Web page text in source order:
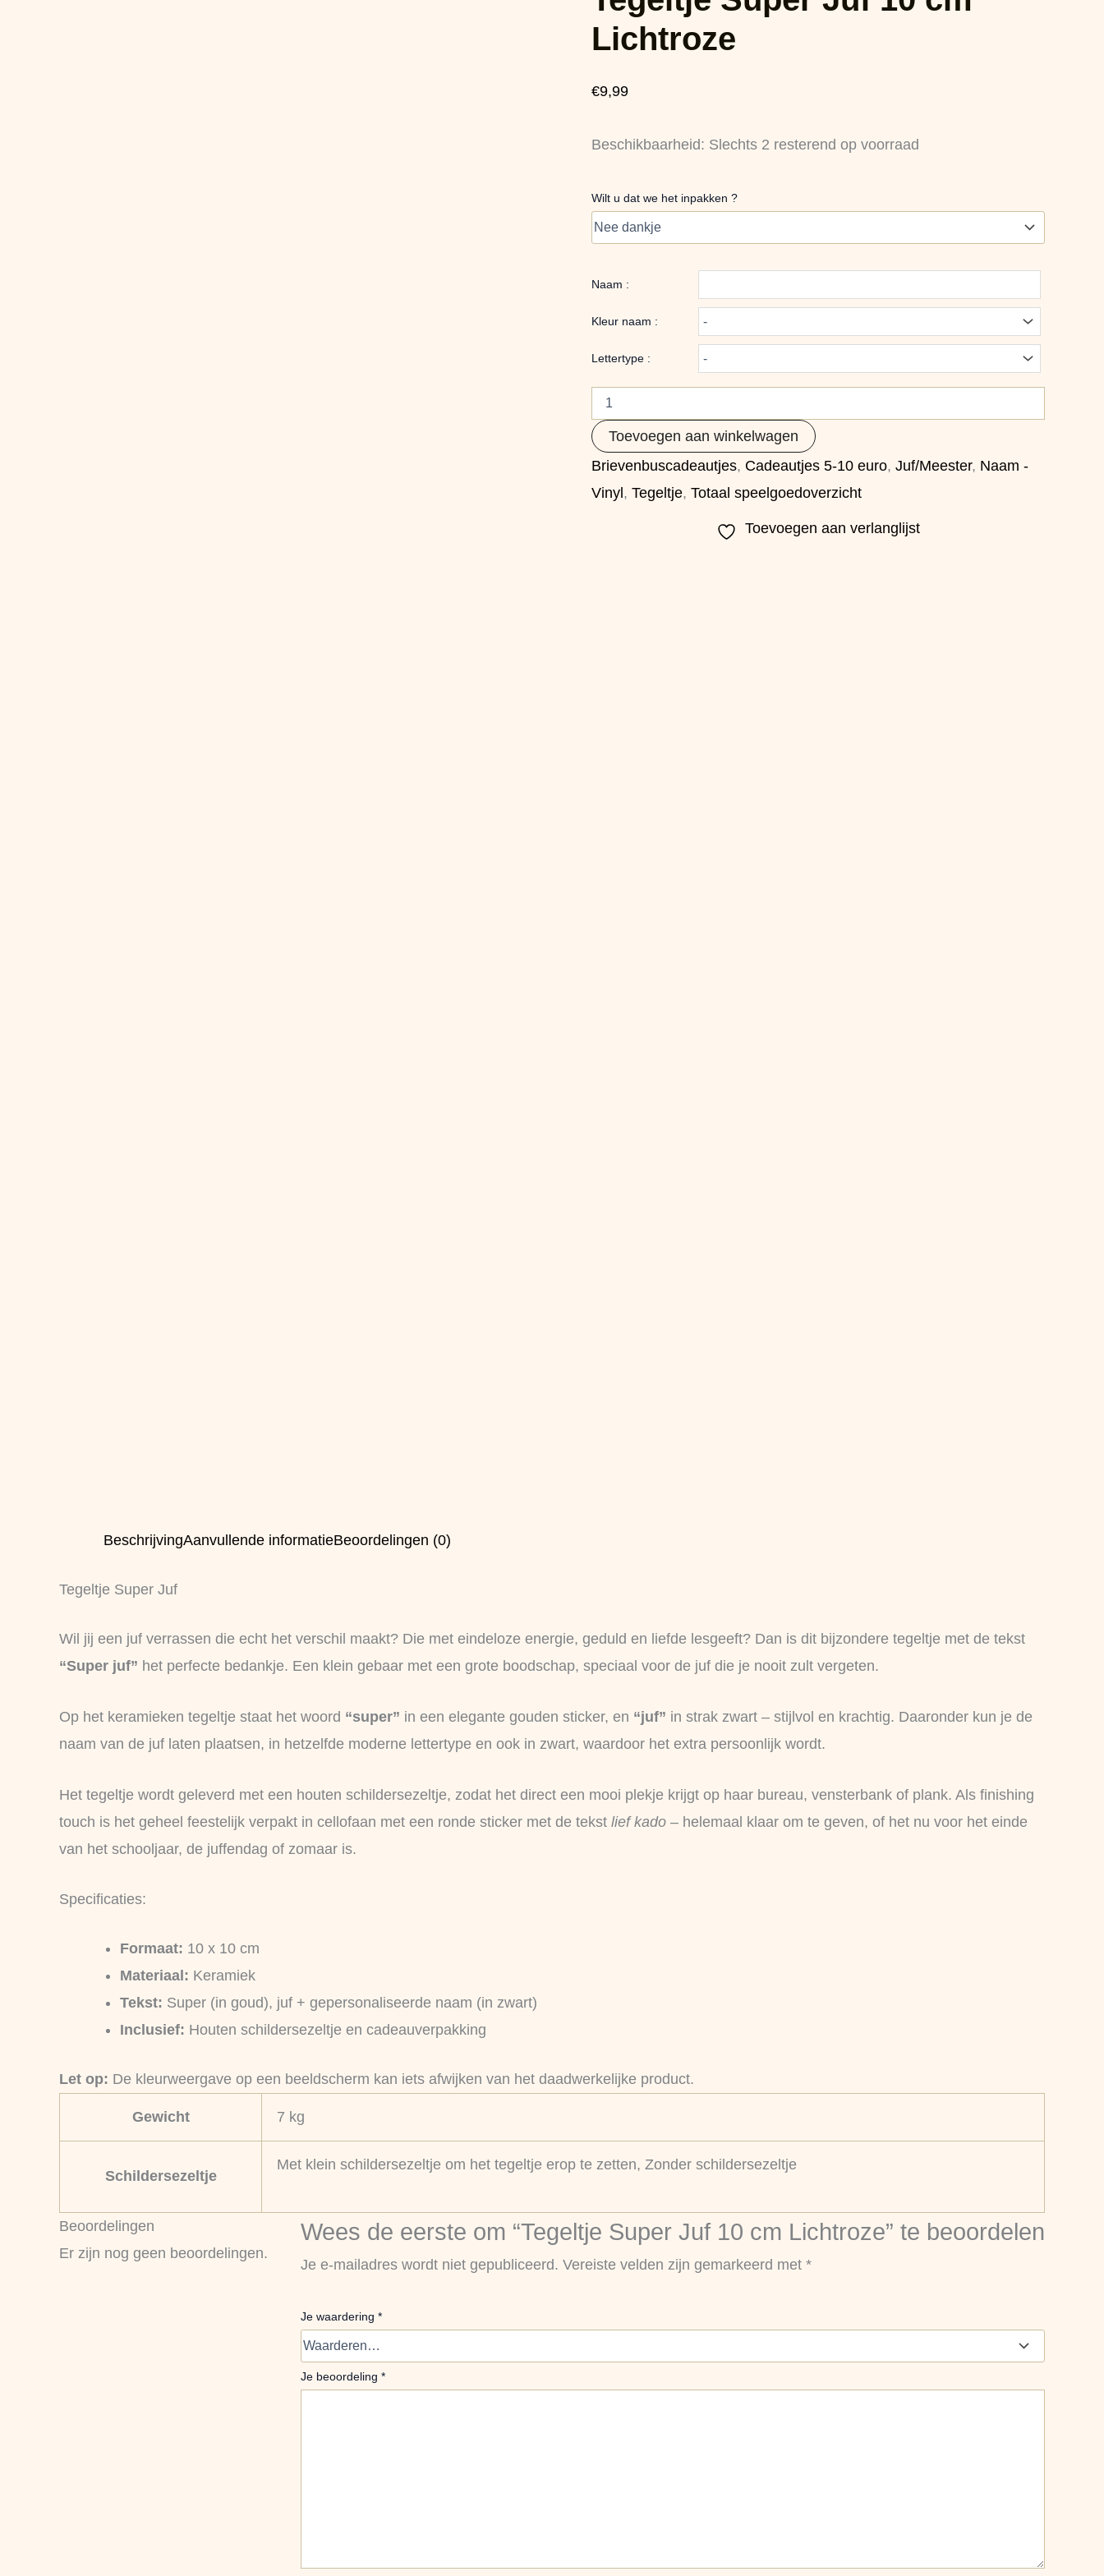
Lichtroze
€9,99
Beschikbaarheid: Slechts 2 resterend op voorraad
Wilt u dat we het inpakken ?
Naam :
Kleur naam :
Lettertype :
10
cm
Lichtroze
Toevoegen aan winkelwagen
Brievenbuscadeautjes, Cadeautjes 5-10 euro, Juf/Meester, Naam -
Vinyl , Tegeltje, Totaal speelgoedoverzicht
Toevoegen aan verlanglijst
BeschrijvingAanvullende informatieBeoordelingen (0)
Tegeltje Super Juf
Wil jij een juf verrassen die echt het verschil maakt? Die met eindeloze energie, geduld en liefde lesgeeft? Dan is dit bijzondere tegeltje met de tekst
“Super juf” het perfecte bedankje. Een klein gebaar met een grote boodschap, speciaal voor de juf die je nooit zult vergeten.
Op het keramieken tegeltje staat het woord “super” in een elegante gouden sticker, en “juf” in strak zwart – stijlvol en krachtig. Daaronder kun je de
naam van de juf laten plaatsen, in hetzelfde moderne lettertype en ook in zwart, waardoor het extra persoonlijk wordt.
Het tegeltje wordt geleverd met een houten schildersezeltje, zodat het direct een mooi plekje krijgt op haar bureau, vensterbank of plank. Als finishing
touch is het geheel feestelijk verpakt in cellofaan met een ronde sticker met de tekst lief kado – helemaal klaar om te geven, of het nu voor het einde
van het schooljaar, de juffendag of zomaar is.
Specificaties:
Formaat: 10 x 10 cm
Materiaal: Keramiek
Tekst: Super (in goud), juf + gepersonaliseerde naam (in zwart)
Inclusief: Houten schildersezeltje en cadeauverpakking
Let op: De kleurweergave op een beeldscherm kan iets afwijken van het daadwerkelijke product.
Gewicht 7 kg
Schildersezeltje
Met klein schildersezeltje om het tegeltje erop te zetten, Zonder schildersezeltje
Beoordelingen
Er zijn nog geen beoordelingen.
Wees de eerste om “Tegeltje Super Juf 10 cm Lichtroze” te beoordelen
Je e-mailadres wordt niet gepubliceerd. Vereiste velden zijn gemarkeerd met *
Je waardering *
Je beoordeling *